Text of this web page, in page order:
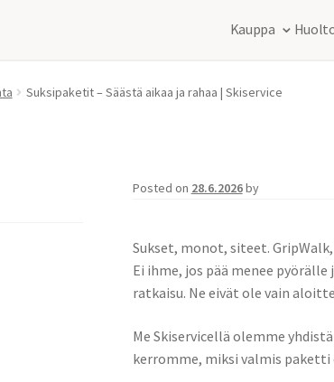
Kauppa
Suksipaketit – Säästä aikaa ja rahaa | Skiservice
Posted on 28.6.2026by
Sukset, monot, siteet.
Ei ihme, jos pää menee
ratkaisu. Ne eivät ole vain
Me Skiservicellä olemme
kerromme, miksi valmis paketti